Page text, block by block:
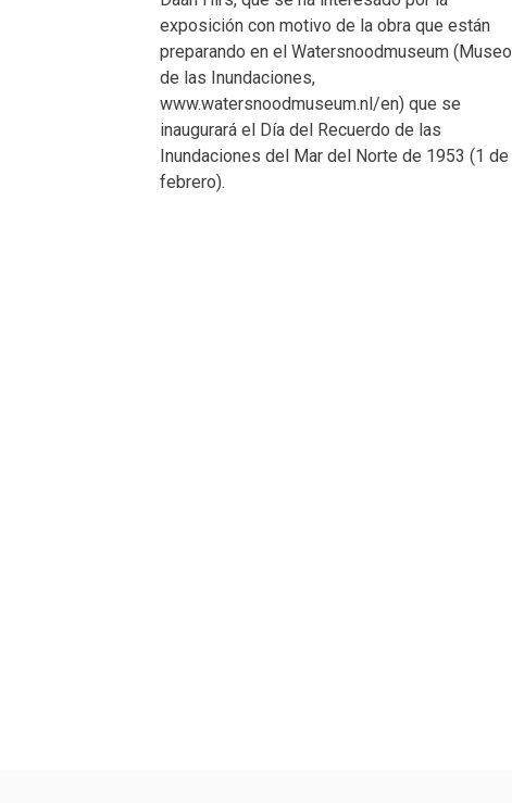
exposición con motivo de la obra que están
preparando en el Watersnoodmuseum (Museo
de las Inundaciones,
www.watersnoodmuseum.nl/en) que se
inaugurará el Día del Recuerdo de las
Inundaciones del Mar del Norte de 1953 (1 de
febrero).